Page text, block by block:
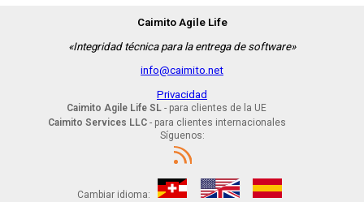
Caimito Agile Life
«Integridad técnica para la entrega de software»
info@caimito.net
Privacidad
Caimito Agile Life SL - para clientes de la UE
Caimito Services LLC- para clientes internacionales
Síguenos:
Cambiar idioma: